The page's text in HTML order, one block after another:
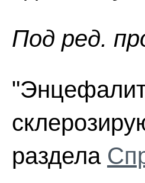
Пoд peд.
раздела